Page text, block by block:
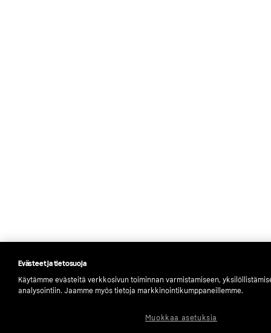
Evästeet ja tietosuoja
Käytämme evästeitä verkkosivun toiminnan varmistamiseen,
analysointiin. Jaamme myös tietoja markkinointikumppaneillemme.
Muokkaa asetuksia